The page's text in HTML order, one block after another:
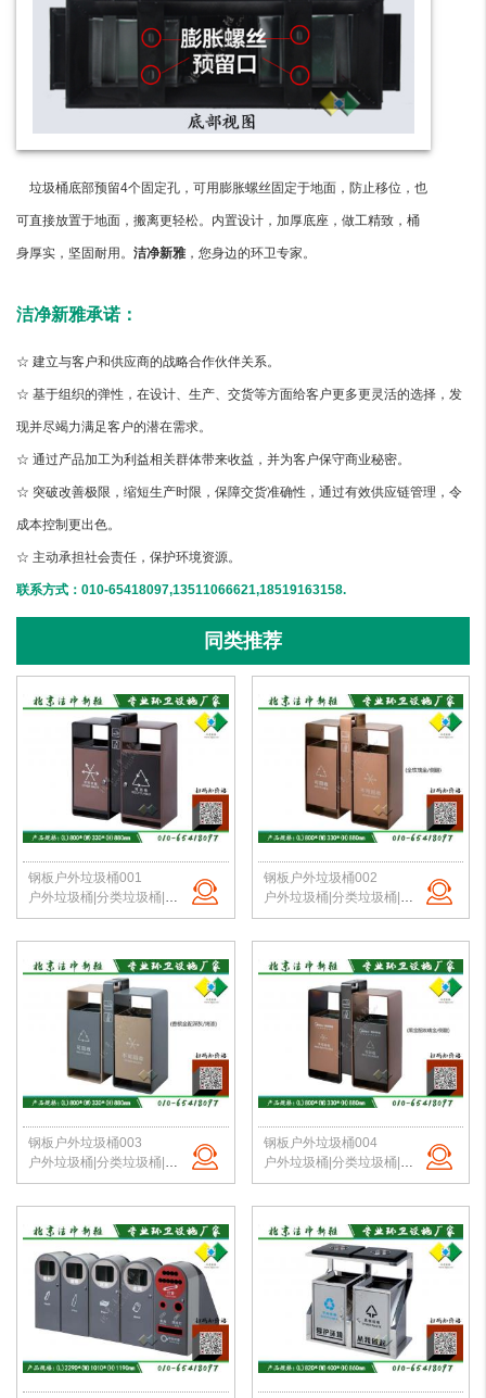
垃圾桶底部预留4个固定孔，可用膨胀螺丝固定于地面，防止移位，也
可直接放置于地面，搬离更轻松。内置设计，加厚底座，做工精致，桶
身厚实，坚固耐用。 洁净新雅，您身边的环卫专家。
洁净新雅承诺：
☆ 建立与客户和供应商的战略合作伙伴关系。
☆ 基于组织的弹性，在设计、生产、交货等方面给客户更多更灵活的选择，发
现并尽竭力满足客户的潜在需求。
☆ 通过产品加工为利益相关群体带来收益，并为客户保守商业秘密。
☆ 突破改善极限，缩短生产时限，保障交货准确性，通过有效供应链管理，令
成本控制更出色。
☆ 主动承担社会责任，保护环境资源。
联系方式：010-65418097,13511066621,18519163158.
同类推荐
钢板户外垃圾桶001
户外垃圾桶|分类垃圾桶|钢板垃圾桶|公园垃圾桶|北京垃圾桶|厂家直销
钢板户外垃圾桶002
户外垃圾桶|分类垃圾桶|钢板垃圾桶|公园垃圾桶|北京垃圾桶|厂家直销
钢板户外垃圾桶003
户外垃圾桶|分类垃圾桶|钢板垃圾桶|公园垃圾桶|北京垃圾桶|厂家直销
钢板户外垃圾桶004
户外垃圾桶|分类垃圾桶|钢板垃圾桶|公园垃圾桶|北京垃圾桶|厂家直销